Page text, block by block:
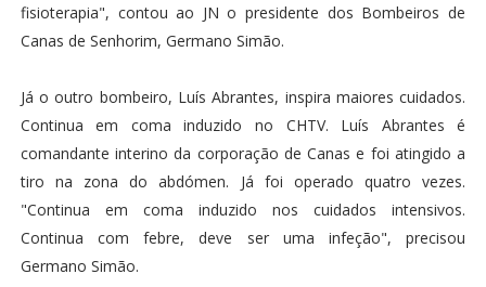
fisioterapia", contou ao JN o presidente dos Bombeiros de
Canas de Senhorim, Germano Simão.
Já o outro bombeiro, Luís Abrantes, inspira maiores cuidados.
Continua em coma induzido no CHTV. Luís Abrantes é
comandante interino da corporação de Canas e foi atingido a
tiro na zona do abdómen. Já foi operado quatro vezes.
"Continua em coma induzido nos cuidados intensivos.
Continua com febre, deve ser uma infeção", precisou
Germano Simão.